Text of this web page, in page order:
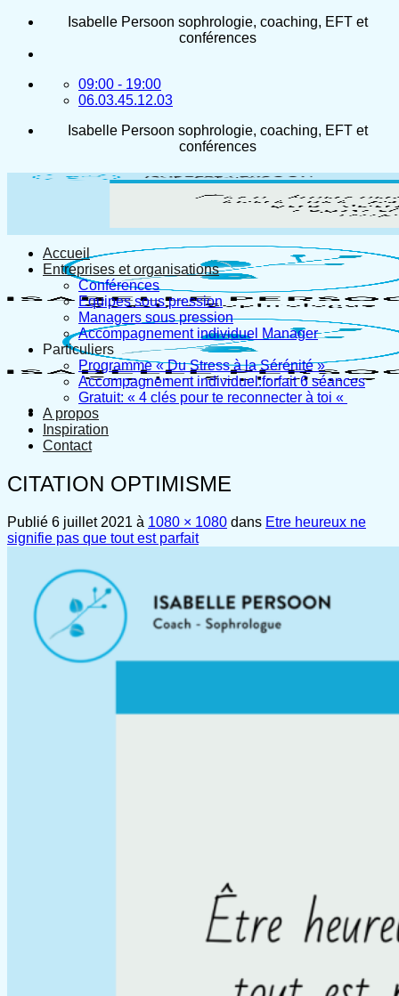
Passer
contenu
Isabelle Persoon sophrologie, coaching, EFT et
conférences
09:00 - 19:00
06.03.45.12.03
Isabelle Persoon sophrologie, coaching, EFT et
conférences
Accueil
Entreprises et organisations
Conférences
Equipes sous pression
Managers sous pression
Accompagnement individuel Manager
Particuliers
Programme « Du Stress à la Sérénité »
Accompagnement individuel:forfait 6 séances
Gratuit: « 4 clés pour te reconnecter à toi «
A propos
Inspiration
Contact
CITATION OPTIMISME
Publié 6 juillet 2021 à 1080 × 1080 dans Etre heureux ne
signifie pas que tout est parfait